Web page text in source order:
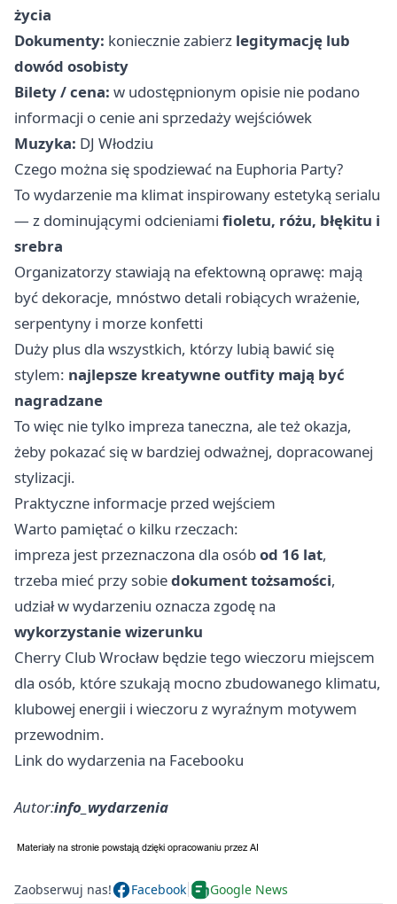
życia
Dokumenty: koniecznie zabierz legitymację lub
dowód osobisty
Bilety / cena: w udostępnionym opisie nie podano
informacji o cenie ani sprzedaży wejściówek
Muzyka: DJ Włodziu
Czego można się spodziewać na Euphoria Party?
To wydarzenie ma klimat inspirowany estetyką serialu
— z dominującymi odcieniami fioletu, różu, błękitu i
srebra
Organizatorzy stawiają na efektowną oprawę: mają
być dekoracje, mnóstwo detali robiących wrażenie,
serpentyny i morze konfetti
Duży plus dla wszystkich, którzy lubią bawić się
stylem: najlepsze kreatywne outfity mają być
nagradzane
To więc nie tylko impreza taneczna, ale też okazja,
żeby pokazać się w bardziej odważnej, dopracowanej
stylizacji.
Praktyczne informacje przed wejściem
Warto pamiętać o kilku rzeczach:
impreza jest przeznaczona dla osóbod 16 lat,
trzeba mieć przy sobiedokument tożsamości,
udział w wydarzeniu oznacza zgodę na
wykorzystanie wizerunku
Cherry Club Wrocław będzie tego wieczoru miejscem
dla osób, które szukają mocno zbudowanego klimatu,
klubowej energii i wieczoru z wyraźnym motywem
przewodnim.
Link do wydarzenia na Facebooku
Autor:info_wydarzenia
Zaobserwuj nas! Facebook Google News